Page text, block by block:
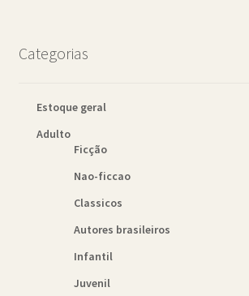
Categorias
Estoque geral
Adulto
Ficção
Nao-ficcao
Classicos
Autores brasileiros
Infantil
Juvenil